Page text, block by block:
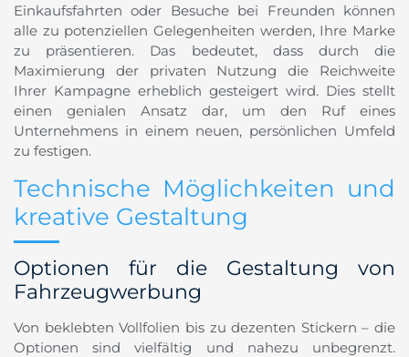
Einkaufsfahrten oder Besuche bei Freunden können
alle zu potenziellen Gelegenheiten werden, Ihre Marke
zu präsentieren. Das bedeutet, dass durch die
Maximierung der privaten Nutzung die Reichweite
Ihrer Kampagne erheblich gesteigert wird. Dies stellt
einen genialen Ansatz dar, um den Ruf eines
Unternehmens in einem neuen, persönlichen Umfeld
zu festigen.
Technische Möglichkeiten und
kreative Gestaltung
Optionen für die Gestaltung von
Fahrzeugwerbung
Von beklebten Vollfolien bis zu dezenten Stickern – die
Optionen sind vielfältig und nahezu unbegrenzt.